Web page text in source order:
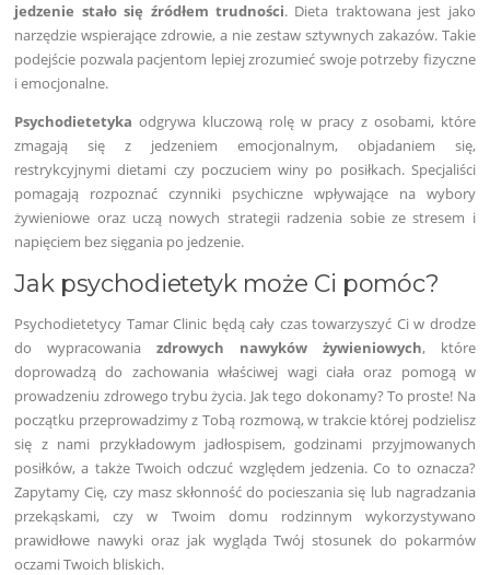
jedzenie stało się źródłem trudności. Dieta traktowana jest jako
narzędzie wspierające zdrowie, a nie zestaw sztywnych zakazów. Takie
podejście pozwala pacjentom lepiej zrozumieć swoje potrzeby fizyczne
i emocjonalne.
Psychodietetyka odgrywa kluczową rolę w pracy z osobami, które
zmagają się z jedzeniem emocjonalnym, objadaniem się,
restrykcyjnymi dietami czy poczuciem winy po posiłkach. Specjaliści
pomagają rozpoznać czynniki psychiczne wpływające na wybory
żywieniowe oraz uczą nowych strategii radzenia sobie ze stresem i
napięciem bez sięgania po jedzenie.
Jak psychodietetyk może Ci pomóc?
Psychodietetycy Tamar Clinic będą cały czas towarzyszyć Ci w drodze
do wypracowaniazdrowych nawyków żywieniowych, które
doprowadzą do zachowania właściwej wagi ciała oraz pomogą w
prowadzeniu zdrowego trybu życia. Jak tego dokonamy? To proste! Na
początku przeprowadzimy z Tobą rozmową, w trakcie której podzielisz
się z nami przykładowym jadłospisem, godzinami przyjmowanych
posiłków, a także Twoich odczuć względem jedzenia. Co to oznacza?
Zapytamy Cię, czy masz skłonność do pocieszania się lub nagradzania
przekąskami, czy w Twoim domu rodzinnym wykorzystywano
prawidłowe nawyki oraz jak wygląda Twój stosunek do pokarmów
oczami Twoich bliskich.